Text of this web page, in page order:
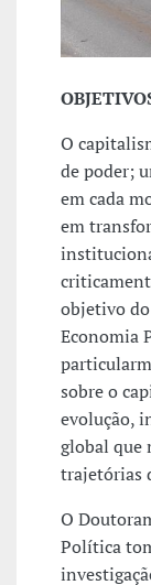
O
de poder;
em cada
em
objetivo
Economia
sobre o
evolução,
global que
trajetórias
O
Política